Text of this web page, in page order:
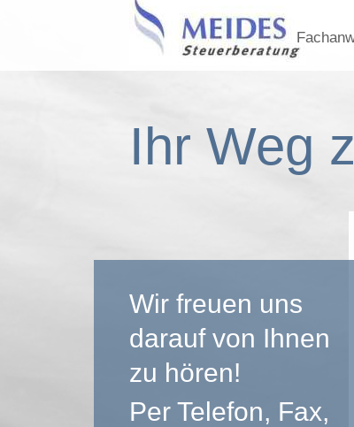
Ihr Weg
Wir freuen uns
darauf von Ihnen
zu hören!
Per Telefon, Fax,